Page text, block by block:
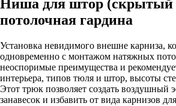
Ниша для штор (скрытый
потолочная гардина
Установка невидимого внешне карниза,
одновременно с монтажом натяжных
неоспоримые преимущества и
интерьера, типов тюля и штор, высоты
Этот трюк позволяет создать воздушный
занавесок и избавить от вида карнизов